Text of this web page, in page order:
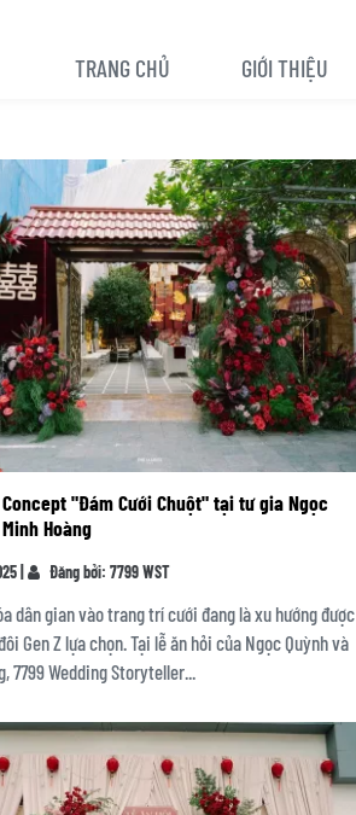
TRANG CHỦ GIỚI THIỆU
"Đám Cưới Chuột" tại tư gia Ngọc
Hoàng
| Đăng bởi: 7799 WST
dân gian vào trang trí cưới đang là xu hướng được
Gen Z lựa chọn. Tại lễ ăn hỏi của Ngọc Quỳnh và
7799 Wedding Storyteller...